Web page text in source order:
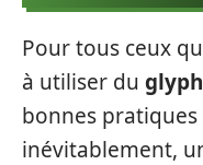
Pour tous ceux
à utiliser du
bonnes pratiques
inévitablement,